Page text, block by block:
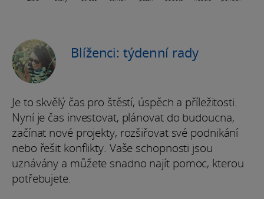
Blíženci: týdenní rady
Je to skvělý čas pro štěstí, úspěch a příležitosti.
Nyní je čas investovat, plánovat do budoucna,
začínat nové projekty, rozšiřovat své podnikání
nebo řešit konflikty. Vaše schopnosti jsou
uznávány a můžete snadno najít pomoc, kterou
potřebujete.